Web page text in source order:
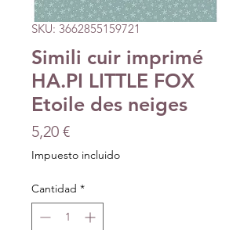
SKU: 3662855159721
Simili cuir imprimé
HA.PI LITTLE FOX
Etoile des neiges
5,20 €Precio
Impuesto incluido
Cantidad *